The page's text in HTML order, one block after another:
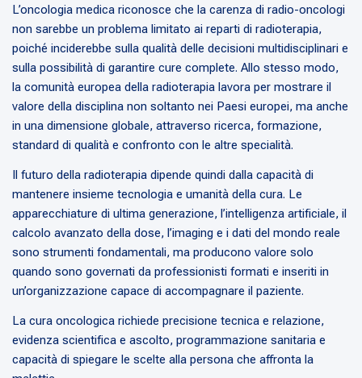
L’oncologia medica riconosce che la carenza di radio-oncologi
non sarebbe un problema limitato ai reparti di radioterapia,
poiché inciderebbe sulla qualità delle decisioni multidisciplinari e
sulla possibilità di garantire cure complete. Allo stesso modo,
la comunità europea della radioterapia lavora per mostrare il
valore della disciplina non soltanto nei Paesi europei, ma anche
in una dimensione globale, attraverso ricerca, formazione,
standard di qualità e confronto con le altre specialità.
Il futuro della radioterapia dipende quindi dalla capacità di
mantenere insieme tecnologia e umanità della cura. Le
apparecchiature di ultima generazione, l’intelligenza artificiale, il
calcolo avanzato della dose, l’imaging e i dati del mondo reale
sono strumenti fondamentali, ma producono valore solo
quando sono governati da professionisti formati e inseriti in
un’organizzazione capace di accompagnare il paziente.
La cura oncologica richiede precisione tecnica e relazione,
evidenza scientifica e ascolto, programmazione sanitaria e
capacità di spiegare le scelte alla persona che affronta la